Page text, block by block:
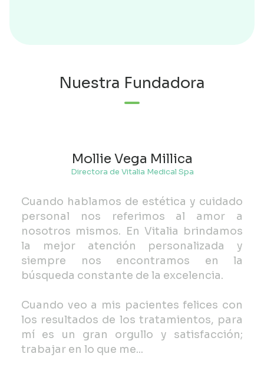
Nuestra Fundadora
Mollie Vega Millica
Directora de Vitalia Medical Spa
Cuando hablamos de estética y cuidado
personal nos referimos al amor a
nosotros mismos. En Vitalia brindamos
la mejor atención personalizada y
siempre nos encontramos en la
búsqueda constante de la excelencia.
Cuando veo a mis pacientes felices con
los resultados de los tratamientos, para
mí es un gran orgullo y satisfacción;
trabajar en lo que me...